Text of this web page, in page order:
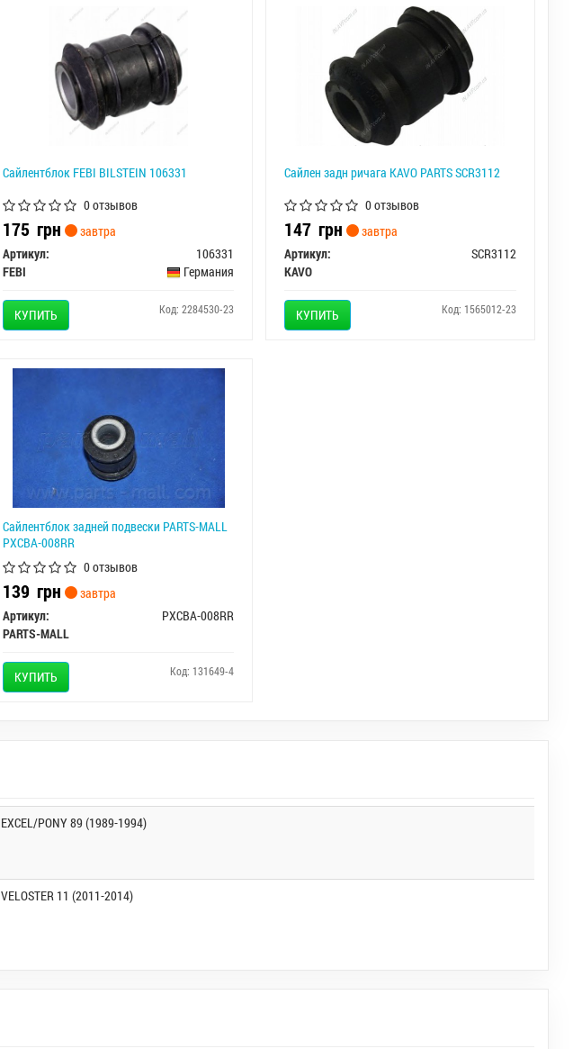
Сайлентблок FEBI BILSTEIN 106331
0 отзывов
175 грн
завтра
Артикул:
106331
FEBI
Германия
КУПИТЬ Код: 2284530-23
Сайлен задн ричага KAVO PARTS SCR3112
0 отзывов
147грн
завтра
Артикул:
SCR3112
KAVO
КУПИТЬ Код: 1565012-23
Сайлентблок задней подвески PARTS-MALL
PXCBA-008RR
0 отзывов
139 грн
завтра
Артикул:
PXCBA-008RR
PARTS-MALL
КУПИТЬ Код: 131649-4
EXCEL/PONY 89 (1989-1994)
VELOSTER 11 (2011-2014)